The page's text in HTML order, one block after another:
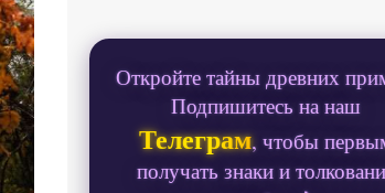
Откройте тайны древних
Подпишитесь на наш
Телеграм, чтобы
получать знаки и